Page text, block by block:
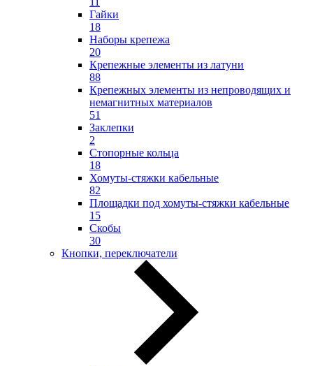
Гайки
18
Наборы крепежа
20
Крепежные элементы из латуни
88
Крепежных элементы из непроводящих и
немагнитных материалов
51
Заклепки
2
Стопорные кольца
18
Хомуты-стяжки кабельные
82
Площадки под хомуты-стяжки кабельные
15
Скобы
30
Кнопки, переключатели